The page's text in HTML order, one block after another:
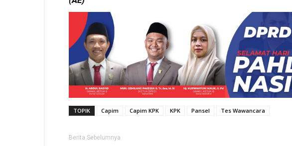
TOPIK Capim Capim KPK KPK Pansel Tes Wawancara
Berita Sebelumnya